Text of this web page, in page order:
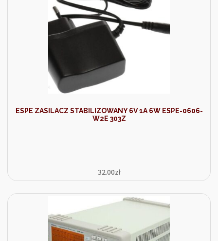
ESPE ZASILACZ STABILIZOWANY 6V 1A 6W ESPE-0606-
W2E 303Z
32.00zł